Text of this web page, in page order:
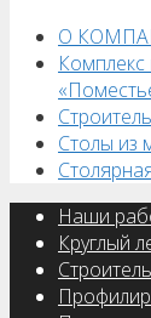
О
Комплекс
Столы из
Наши
Круглый